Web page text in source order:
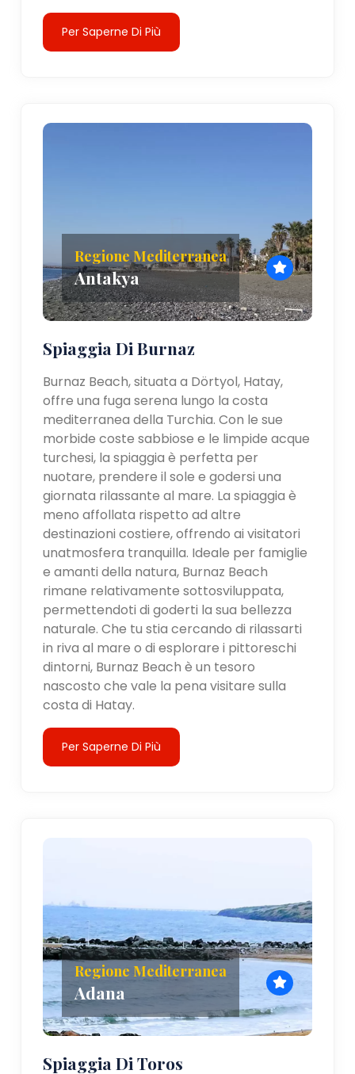
Per Saperne Di Più
Regione Mediterranea
Antakya
Spiaggia Di Burnaz
Burnaz Beach, situata a Dörtyol, Hatay,
offre una fuga serena lungo la costa
mediterranea della Turchia. Con le sue
morbide coste sabbiose e le limpide acque
turchesi, la spiaggia è perfetta per
nuotare, prendere il sole e godersi una
giornata rilassante al mare. La spiaggia è
meno affollata rispetto ad altre
destinazioni costiere, offrendo ai visitatori
unatmosfera tranquilla. Ideale per famiglie
e amanti della natura, Burnaz Beach
rimane relativamente sottosviluppata,
permettendoti di goderti la sua bellezza
naturale. Che tu stia cercando di rilassarti
in riva al mare o di esplorare i pittoreschi
dintorni, Burnaz Beach è un tesoro
nascosto che vale la pena visitare sulla
costa di Hatay.
Per Saperne Di Più
Regione Mediterranea
Adana
Spiaggia Di Toros